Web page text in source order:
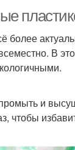
В
и
чтобы